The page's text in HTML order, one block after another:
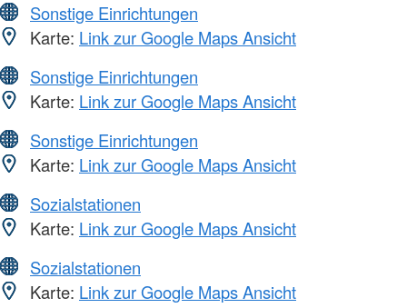
Sonstige Einrichtungen
Karte: Link zur Google Maps Ansicht
Sonstige Einrichtungen
Karte: Link zur Google Maps Ansicht
Sonstige Einrichtungen
Karte: Link zur Google Maps Ansicht
Sozialstationen
Karte: Link zur Google Maps Ansicht
Sozialstationen
Karte: Link zur Google Maps Ansicht